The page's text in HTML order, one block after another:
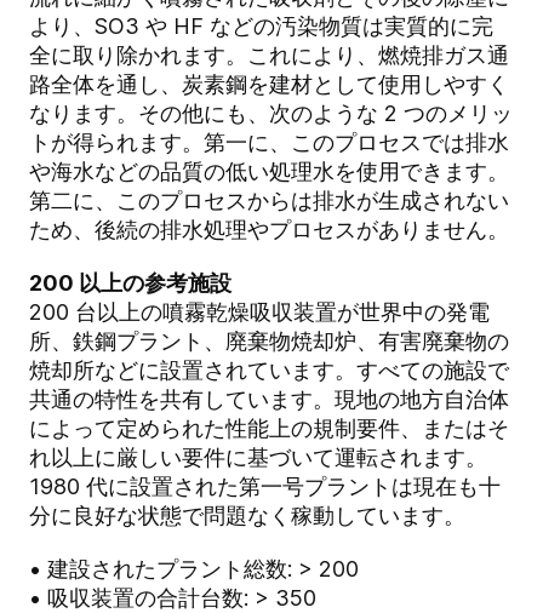
より、SO3 や HF などの汚染物質は実質的に完
全に取り除かれます。これにより、燃焼排ガス通
路全体を通し、炭素鋼を建材として使用しやすく
なります。その他にも、次のような 2 つのメリッ
トが得られます。第一に、このプロセスでは排水
や海水などの品質の低い処理水を使用できます。
第二に、このプロセスからは排水が生成されない
ため、後続の排水処理やプロセスがありません。
200 以上の参考施設
200 台以上の噴霧乾燥吸収装置が世界中の発電
所、鉄鋼プラント、廃棄物焼却炉、有害廃棄物の
焼却所などに設置されています。すべての施設で
共通の特性を共有しています。現地の地方自治体
によって定められた性能上の規制要件、またはそ
れ以上に厳しい要件に基づいて運転されます。
1980 代に設置された第一号プラントは現在も十
分に良好な状態で問題なく稼動しています。
• 建設されたプラント総数: > 200
• 吸収装置の合計台数: > 350